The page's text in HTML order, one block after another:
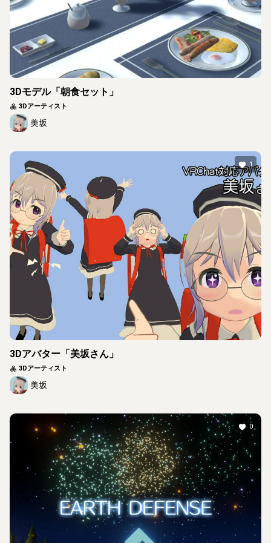
3Dモデル「朝食セット」
3Dアーティスト
美坂
1
3Dアバター「美坂さん」
3Dアーティスト
美坂
0